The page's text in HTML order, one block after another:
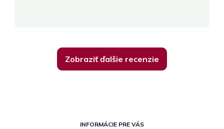
Zobraziť ďalšie recenzie
INFORMÁCIE PRE VÁS